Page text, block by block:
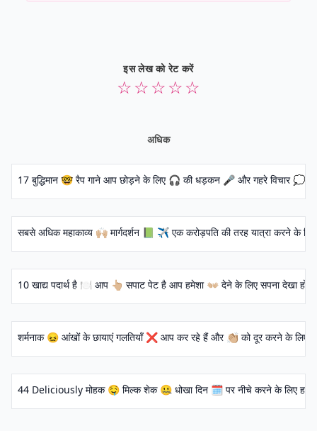
इस लेख को रेट करें
☆
☆
☆
☆
☆
अधिक
17 बुद्धिमान 🤓 रैप गाने आप छोड़ने के लिए 🎧 की धड़कन 🎤 और गहरे विचार 💭...
सबसे अधिक महाकाव्य 🙌🏼 मार्गदर्शन 📗 ✈️ एक करोड़पति की तरह यात्रा करने के
10 खाद्य पदार्थ है 🍽 आप 👆🏼 सपाट पेट है आप हमेशा 👐🏼 देने के लिए सपना देखा
शर्मनाक 😖 आंखों के छायाएं गलतियाँ ❌ आप कर रहे हैं और 👏🏼 को दूर करने के लिए
44 Deliciously मोहक 🤤 मिल्क शेक 🤐 धोखा दिन 🗓 पर नीचे करने के लिए हउ